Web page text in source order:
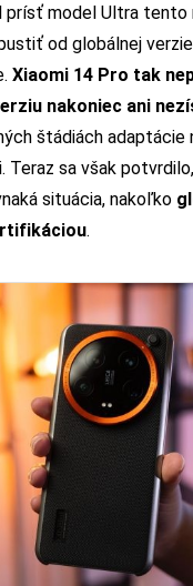
prísť model Ultra tento
od globálnej
Xiaomi 14 Pro tak
nakoniec ani
štádiách adaptácie
Teraz sa však
situácia, nakoľko
.